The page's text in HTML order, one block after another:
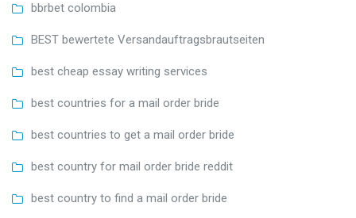
bbrbet colombia
BEST bewertete Versandauftragsbrautseiten
best cheap essay writing services
best countries for a mail order bride
best countries to get a mail order bride
best country for mail order bride reddit
best country to find a mail order bride